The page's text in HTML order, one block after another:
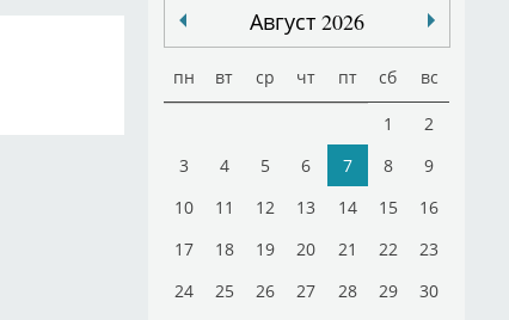
Август 2026
пн вт ср чт пт сб вс
1
2
3
4 5 6 7 8
9
10
11 12 13 14 15
16
17
18 19 20 21 22
23
24
25 26 27 28 29
30